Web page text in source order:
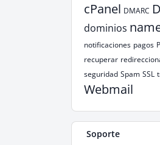
cPanel DMARC
dominios
notificaciones pagos
recuperar
seguridad Spam SSL
Webmail
Soporte